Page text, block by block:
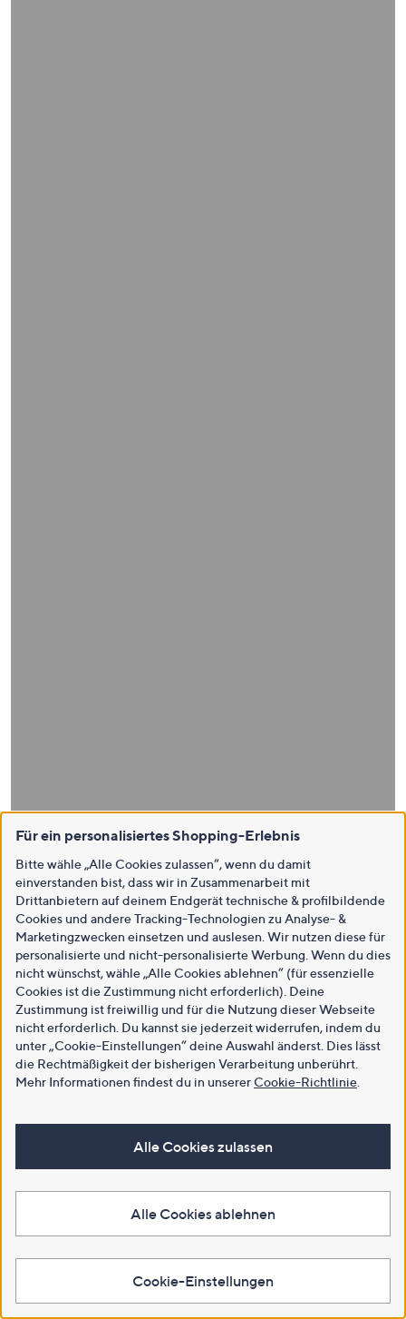
Für ein personalisiertes Shopping-Erlebnis
Bitte wähle „Alle Cookies zulassen“, wenn du damit
einverstanden bist, dass wir in Zusammenarbeit mit
Drittanbietern auf deinem Endgerät technische & profilbildende
Cookies und andere Tracking-Technologien zu Analyse- &
Marketingzwecken einsetzen und auslesen. Wir nutzen diese für
personalisierte und nicht-personalisierte Werbung. Wenn du dies
nicht wünschst, wähle „Alle Cookies ablehnen“ (für essenzielle
Cookies ist die Zustimmung nicht erforderlich). Deine
Zustimmung ist freiwillig und für die Nutzung dieser Webseite
nicht erforderlich. Du kannst sie jederzeit widerrufen, indem du
unter „Cookie-Einstellungen“ deine Auswahl änderst. Dies lässt
die Rechtmäßigkeit der bisherigen Verarbeitung unberührt.
Mehr Informationen findest du in unsererCookie-Richtlinie
Alle Cookies zulassen
Alle Cookies ablehnen
Cookie-Einstellungen